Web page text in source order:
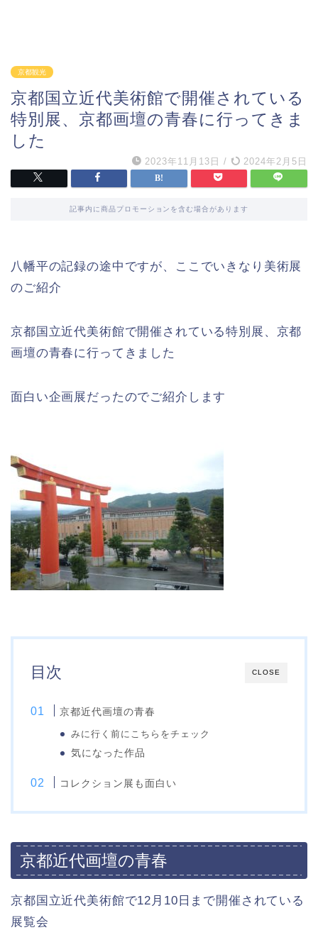
京都観光
京都国立近代美術館で開催されている
特別展、京都画壇の青春に行ってきま
した
2023年11月13日 / 2024年2月5日
記事内に商品プロモーションを含む場合があります
八幡平の記録の途中ですが、ここでいきなり美術展
のご紹介
京都国立近代美術館で開催されている特別展、京都
画壇の青春に行ってきました
面白い企画展だったのでご紹介します
CLOSE
目次
京都近代画壇の青春
みに行く前にこちらをチェック
気になった作品
コレクション展も面白い
京都近代画壇の青春
京都国立近代美術館で12月10日まで開催されている
展覧会